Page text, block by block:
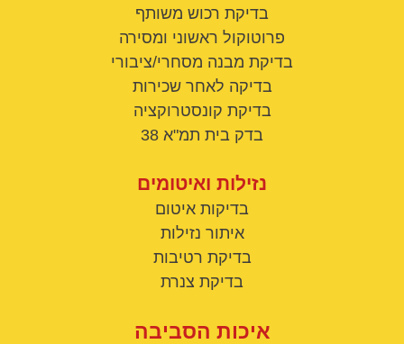
בדיקת רכוש משותף
פרוטוקול ראשוני ומסירה
בדיקת מבנה מסחרי/ציבורי
בדיקה לאחר שכירות
בדיקת קונסטרוקציה
בדק בית תמ"א 38
נזילות ואיטומים
בדיקות איטום
איתור נזילות
בדיקת רטיבות
בדיקת צנרת
איכות הסביבה